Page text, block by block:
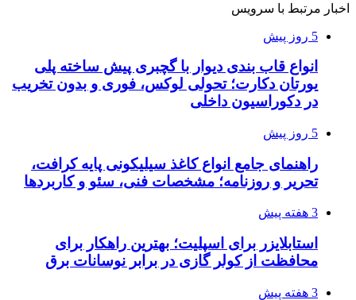
اخبار مرتبط با سرویس
5 روز پیش
انواع قاب بندی دیوار با گچبری پیش ساخته پلی
یورتان دکارت؛ تحولی لوکس، فوری و بدون تخریب
در دکوراسیون داخلی
5 روز پیش
راهنمای جامع انواع کاغذ سیلیکونی پایه کرافت،
تحریر و روزنامه؛ مشخصات فنی، سئو و کاربردها
3 هفته پیش
استابلایزر برای اسپلیت؛ بهترین راهکار برای
محافظت از کولر گازی در برابر نوسانات برق
3 هفته پیش